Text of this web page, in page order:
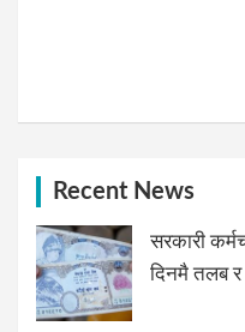
Recent News
सरकारी
दिनमै तलब र